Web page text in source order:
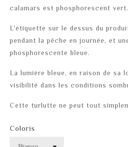
calamars est phosphorescent vert.
L'étiquette sur le dessus du
pendant la pêche en journée, et
phosphorescente bleue.
La lumière bleue, en raison de sa
visibilité dans les conditions
Cette turlutte ne peut tout
Coloris